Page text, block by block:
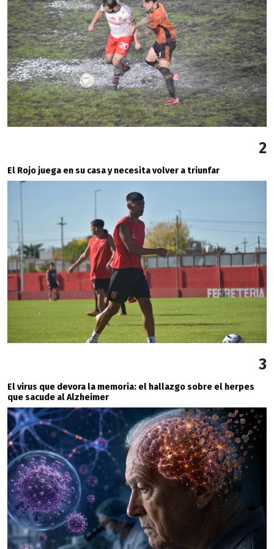
2
El Rojo juega en su casa y necesita volver a triunfar
3
El virus que devora la memoria: el hallazgo sobre el herpes
que sacude al Alzheimer